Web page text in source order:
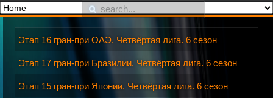
Этап 16 гран-при ОАЭ. Четвёртая лига. 6 сезон
Этап 17 гран-при Бразилии. Четвёртая лига. 6 сезон
Этап 15 гран-при Японии. Четвёртая лига. 6 сезон